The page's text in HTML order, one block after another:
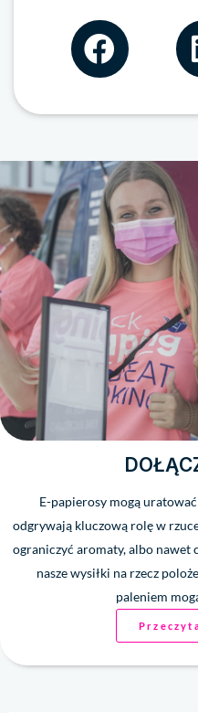
E-papierosy mogą
odgrywają kluczową rolę w
ograniczyć aromaty, albo nawet
nasze wysiłki na rzecz
paleniem